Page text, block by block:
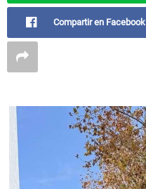
Compartir en Facebook